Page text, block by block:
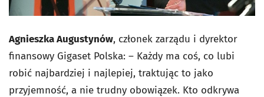
Agnieszka Augustynów, członek zarządu i dyrektor
finansowy Gigaset Polska: – Każdy ma coś, co lubi
robić najbardziej i najlepiej, traktując to jako
przyjemność, a nie trudny obowiązek. Kto odkrywa